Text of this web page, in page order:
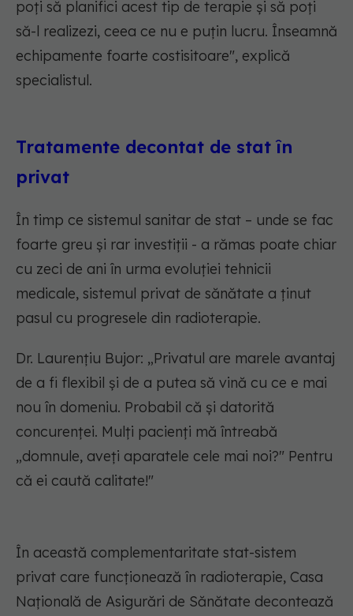
poți să planifici acest tip de terapie și să poți
să-l realizezi, ceea ce nu e puțin lucru. Înseamnă
echipamente foarte costisitoare", explică
specialistul.
Tratamente decontat de stat în
privat
În timp ce sistemul sanitar de stat – unde se fac
foarte greu și rar investiții - a rămas poate chiar
cu zeci de ani în urma evoluției tehnicii
medicale, sistemul privat de sănătate a ținut
pasul cu progresele din radioterapie.
Dr. Laurențiu Bujor: „Privatul are marele avantaj
de a fi flexibil și de a putea să vină cu ce e mai
nou în domeniu. Probabil că și datorită
concurenței. Mulți pacienți mă întreabă
„domnule, aveți aparatele cele mai noi?" Pentru
că ei caută calitate!"
În această complementaritate stat-sistem
privat care funcționează în radioterapie, Casa
Națională de Asigurări de Sănătate decontează